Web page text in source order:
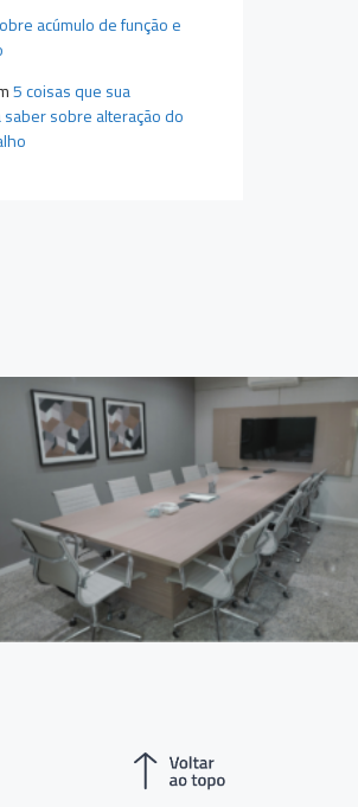
acúmulo de função e
5 coisas que sua
sobre alteração do